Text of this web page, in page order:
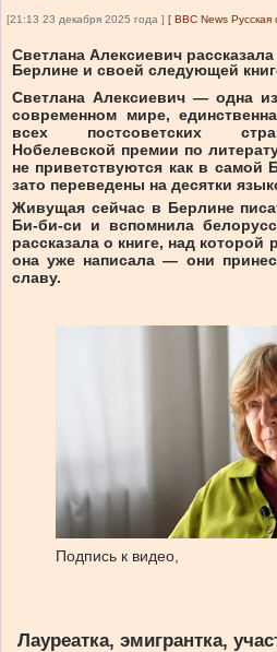
[21:13 23 декабря 2025 года ] [ BBC News
Светлана Алексиевич
Берлине и своей следующей
Светлана Алексиевич — одна
современном мире,
всех постсоветских
Нобелевской премии по
не приветствуются как в самой
зато переведены на десятки
Живущая сейчас в Берлине
Би-би-си и вспомнила
рассказала о книге, над которой
она уже написала — они
славу.
Подпись к видео,
Лауреатка, эмигрантка,